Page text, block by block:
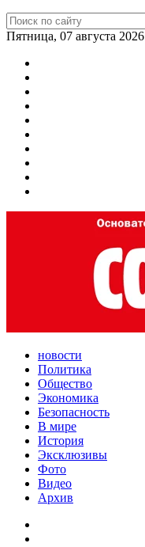
Пятница, 07 августа 2026
новости
Политика
Общество
Экономика
Безопасность
В мире
История
Эксклюзивы
Фото
Видео
Архив